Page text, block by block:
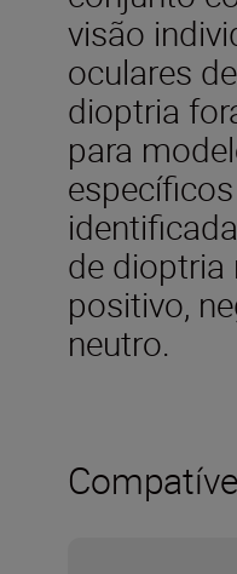
visão
oculares
dioptria
para
de dioptria
positivo,
neutro.